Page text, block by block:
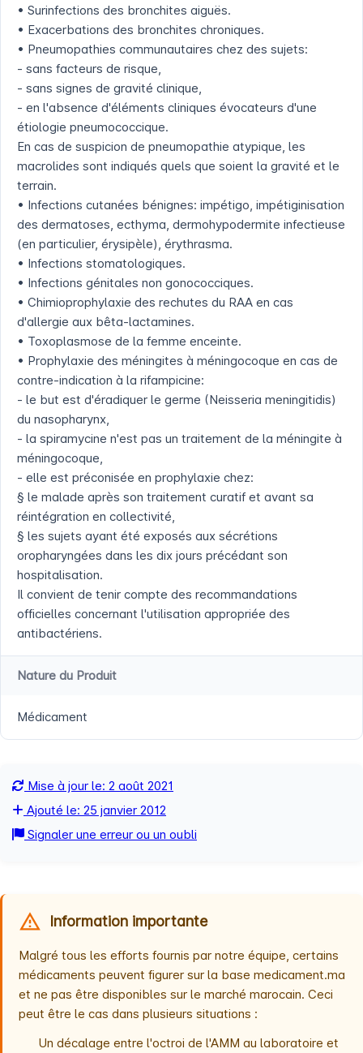
• Surinfections des bronchites aiguës.
• Exacerbations des bronchites chroniques.
• Pneumopathies communautaires chez des sujets:
- sans facteurs de risque,
- sans signes de gravité clinique,
- en l'absence d'éléments cliniques évocateurs d'une
étiologie pneumococcique.
En cas de suspicion de pneumopathie atypique, les
macrolides sont indiqués quels que soient la gravité et le
terrain.
• Infections cutanées bénignes: impétigo, impétiginisation
des dermatoses, ecthyma, dermohypodermite infectieuse
(en particulier, érysipèle), érythrasma.
• Infections stomatologiques.
• Infections génitales non gonococciques.
• Chimioprophylaxie des rechutes du RAA en cas
d'allergie aux bêta-lactamines.
• Toxoplasmose de la femme enceinte.
• Prophylaxie des méningites à méningocoque en cas de
contre-indication à la rifampicine:
- le but est d'éradiquer le germe (Neisseria meningitidis)
du nasopharynx,
- la spiramycine n'est pas un traitement de la méningite à
méningocoque,
- elle est préconisée en prophylaxie chez:
§ le malade après son traitement curatif et avant sa
réintégration en collectivité,
§ les sujets ayant été exposés aux sécrétions
oropharyngées dans les dix jours précédant son
hospitalisation.
Il convient de tenir compte des recommandations
officielles concernant l'utilisation appropriée des
antibactériens.
Nature du Produit
Médicament
Mise à jour le: 2 août 2021
Ajouté le: 25 janvier 2012
Signaler une erreur ou un oubli
Information importante
Malgré tous les efforts fournis par notre équipe, certains
médicaments peuvent figurer sur la base medicament.ma
et ne pas être disponibles sur le marché marocain. Ceci
peut être le cas dans plusieurs situations :
Un décalage entre l'octroi de l'AMM au laboratoire et